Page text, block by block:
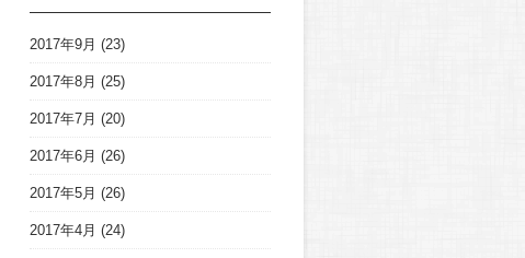
2017年9月 (23)
2017年8月 (25)
2017年7月 (20)
2017年6月 (26)
2017年5月 (26)
2017年4月 (24)